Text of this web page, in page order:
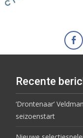
Recente
‘Drontenaar’
seizoenstart